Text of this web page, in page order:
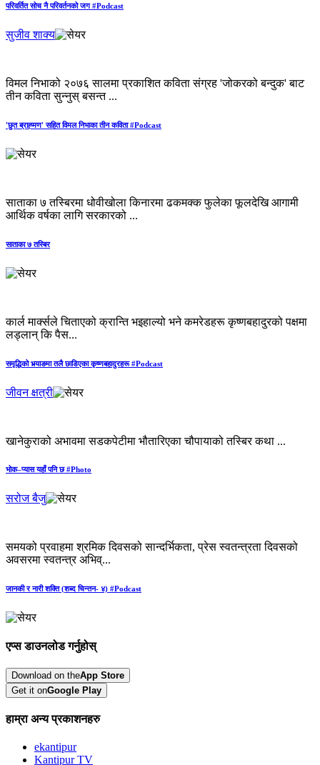
परिवर्तित सोच नै परिवर्तनको जग #Podcast
सुजीव शाक्य
विमल निभाको २०७६ सालमा प्रकाशित कविता संग्रह 'जोकरको बन्दुक' बाट
तीन कविता सुन्नुस् बसन्त ...
'छुत ब्राह्‍मण' सहित विमल निभाका तीन कविता #Podcast
साताका ७ तस्बिरमा धोवीखोला किनारमा ढकमक्क फुलेका फूलदेखि आगामी
आर्थिक वर्षका लागि सरकारको ...
साताका ७ तस्बिर
कार्ल मार्क्सले चिताएको क्रान्ति भइहाल्यो भने कमरेडहरू कृष्णबहादुरको पक्षमा
लड्लान् कि पैस...
समृद्धिको भर्‍याङमा तलै छाडिएका कृष्णबहादुरहरू #Podcast
जीवन क्षत्री
खानेकुराको अभावमा सडकपेटीमा भौतारिएका चौपायाको तस्बिर कथा ...
भोक–प्यास यहाँ पनि छ #Photo
सरोज बैजु
समयको प्रवाहमा श्रमिक दिवसको सान्दर्भिकता, प्रेस स्वतन्त्रता दिवसको
अवसरमा स्वतन्त्र अभिव्...
जानकी र नारी शक्ति (शब्द चिन्तन- ४) #Podcast
एप्स डाउनलोड गर्नुहोस्
Download on theApp Store
Get it onGoogle Play
हाम्रा अन्य प्रकाशनहरु
ekantipur
Kantipur TV